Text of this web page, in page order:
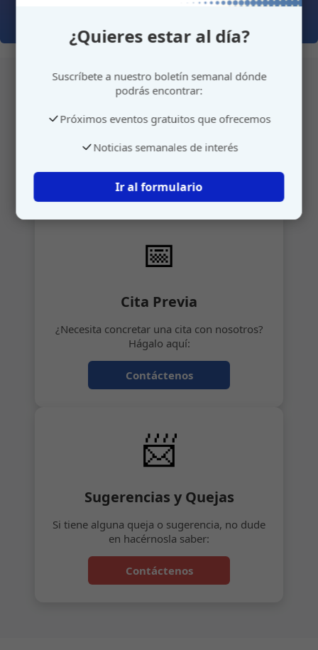
Atención personalizada
Gestione su cita o envíenos sus sugerencias de
📅
Cita Previa
¿Necesita concretar una cita con nosotros?
Hágalo aquí:
Contáctenos
📨
Sugerencias y Quejas
Si tiene alguna queja o sugerencia, no dude
en hacérnosla saber:
Contáctenos
¿Quieres estar al día?
Suscríbete a nuestro boletín semanal dónde
podrás encontrar:
Próximos eventos gratuitos que ofrecemos
Noticias semanales de interés
Ir al formulario